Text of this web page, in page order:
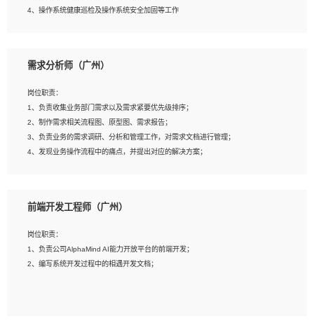
4、操作系统健康巡检及操作系统安全加固等工作
1、全日制本科计算机相关专业毕业，3年以上相关工作经验；
3、熟练使用脚本语言，shell/python任一种，熟练使用Ansible
4、熟悉linux常见服务、中间件的基本原理、部署以及故障处理，如：Mysql、
Apache、Nginx、Zabbix、Kafka等
5、熟悉主流虚拟化技术，如：VMware、KVM
6、具备网络方面的基础知识，熟悉常见的网络协议，如TCP/IP，转发原理，路由优
8、有良好的文档编写能力和沟通能力，有RHCE证书优先
需求分析师（广州）
岗位职责：
1、负责收集业务部门需求以及需求紧要优先级排序；
2、制作需求相关流程图、原型图、需求报告；
3、负责业务的需求调研、分析和管理工作，对需求文档进行管理；
4、发现业务操作流程中的痛点，并提出对应的解决方案；
岗位要求：
2、熟悉产品及需求规划工具，如:Axure、Xmind、MS Project等；
3、具备良好的交流协调能力，有较强的责任感、工作积极主动；
4、有较强的系统需求分析、文档编写能力、沟通能力；
前端开发工程师（广州）
岗位职责：
1、负责公司AlphaMind AI能力开放平台的前端开发；
2、编写系统开发过程中的相遇开发文档；